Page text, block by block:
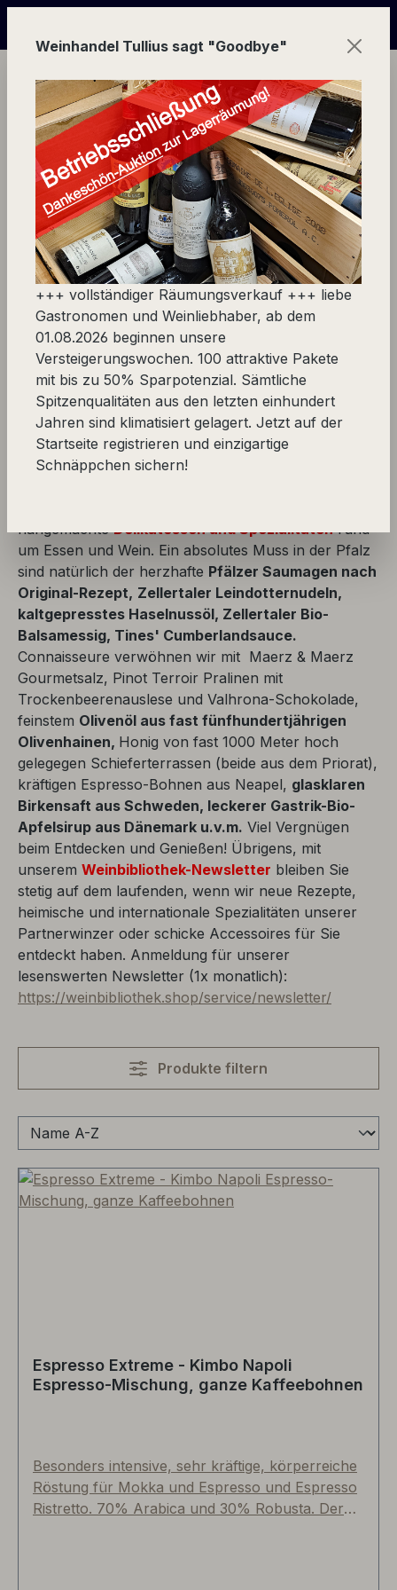
Spezialität
Spezialitäten & Accessoires
Wellness für den Gaumen- genau das erwartet Sie
beim Einkauf in unserer Rubrik "Spezialitäten rund
um Kochen, Essen, Wein und Delikatessen". Wer es
gerne praktisch und komfortabel mag, findet bei uns
hochwertige Accessoireswie beispielsweise unsere
Flaschenkühler, Griffkorken, Sekt-Kühlmanschetten,
Champagner-Verschlüsse, Kellnermesser oder das
Kochboch vonSternekoch Benjamin Maerz
hangemachteDelikatessen und Spezialitätenrund
um Essen und Wein. Ein absolutes Muss in der Pfalz
sind natürlich der herzhafte Pfälzer Saumagen nach
Original-Rezept, Zellertaler Leindotternudeln,
kaltgepresstes Haselnussöl, Zellertaler Bio-
Balsamessig, Tines' Cumberlandsauce.
Connaisseure verwöhnen wir mit Maerz & Maerz
Gourmetsalz, Pinot Terroir Pralinen mit
Trockenbeerenauslese und Valhrona-Schokolade,
feinstem Olivenöl aus fast fünfhundertjährigen
Olivenhainen, Honig von fast 1000 Meter hoch
gelegegen Schieferterrassen (beide aus dem Priorat),
kräftigen Espresso-Bohnen aus Neapel, glasklaren
Birkensaft aus Schweden, leckerer Gastrik-Bio-
Apfelsirup aus Dänemark u.v.m. Viel Vergnügen
beim Entdecken und Genießen! Übrigens, mit
unserem Weinbibliothek-Newsletter bleiben Sie
stetig auf dem laufenden, wenn wir neue Rezepte,
heimische und internationale Spezialitäten unserer
Partnerwinzer oder schicke Accessoires für Sie
entdeckt haben. Anmeldung für unserer
lesenswerten Newsletter (1x monatlich):
https://weinbibliothek.shop/service/newsletter/
Produkte filtern
Espresso Extreme - Kimbo Napoli
Espresso-Mischung, ganze Kaffeebohnen
Besonders intensive, sehr kräftige, körperreiche
Röstung für Mokka und Espresso und Espresso
Ristretto. 70% Arabica und 30% Robusta. Der
Weinhandel Tullius sagt "Goodbye"
+++ vollständiger Räumungsverkauf +++ liebe
Gastronomen und Weinliebhaber, ab dem
01.08.2026 beginnen unsere
Versteigerungswochen. 100 attraktive Pakete
mit bis zu 50% Sparpotenzial. Sämtliche
Spitzenqualitäten aus den letzten einhundert
Jahren sind klimatisiert gelagert. Jetzt auf der
Startseite registrieren und einzigartige
Schnäppchen sichern!